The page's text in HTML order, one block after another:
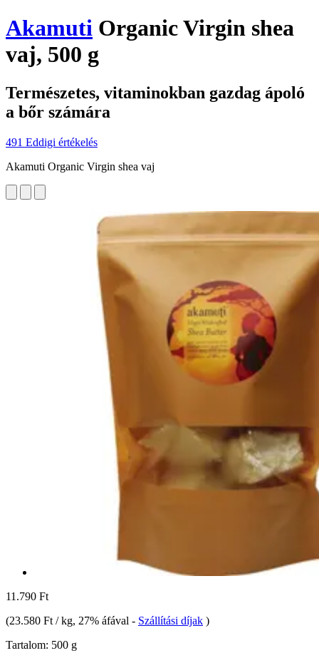
Akamuti Organic Virgin shea
vaj, 500 g
Természetes, vitaminokban gazdag ápoló
a bőr számára
491 Eddigi értékelés
Akamuti Organic Virgin shea vaj
11.790 Ft
(23.580 Ft / kg, 27% áfával - Szállítási díjak )
Tartalom: 500 g